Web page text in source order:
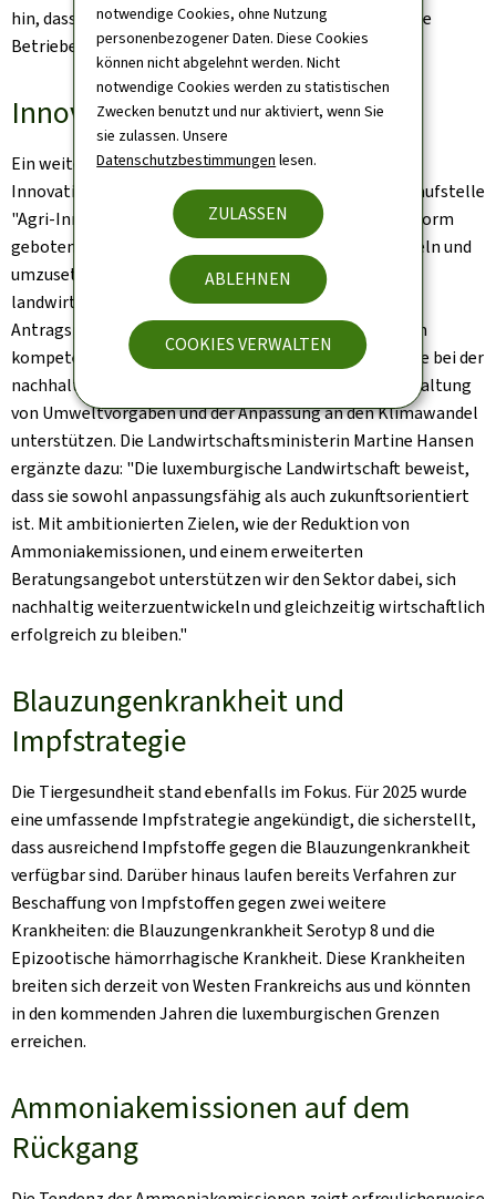
notwendige Cookies, ohne Nutzung
personenbezogener Daten. Diese Cookies
können nicht abgelehnt werden. Nicht
notwendige Cookies werden zu statistischen
Zwecken benutzt und nur aktiviert, wenn Sie
sie zulassen. Unsere
Datenschutzbestimmungen lesen.
ZULASSEN
ABLEHNEN
COOKIES VERWALTEN
hin, dass sich die wirtschaftlichen Bedingungen für viele
Betriebe weiter stabilisieren dürften.
Innovationen und Beratung
Ein weiteres Thema des Tages war die Förderung von
Innovationen in der Landwirtschaft. Mit der neuen Anlaufstelle
"Agri-Innovation" wird Landwirten ab 2025 eine Plattform
geboten, um zukunftsorientierte Projekte zu entwickeln und
umzusetzen. Gleichzeitig wird der Förderkatalog für
landwirtschaftliche Beratung erweitert und die
Antragsprozesse digitalisiert. Ziel ist es, den Betrieben
kompetente und neutrale Beratungen zu bieten, die sie bei der
nachhaltigen Produktion von Lebensmitteln, der Einhaltung
von Umweltvorgaben und der Anpassung an den Klimawandel
unterstützen. Die Landwirtschaftsministerin Martine Hansen
ergänzte dazu: "Die luxemburgische Landwirtschaft beweist,
dass sie sowohl anpassungsfähig als auch zukunftsorientiert
ist. Mit ambitionierten Zielen, wie der Reduktion von
Ammoniakemissionen, und einem erweiterten
Beratungsangebot unterstützen wir den Sektor dabei, sich
nachhaltig weiterzuentwickeln und gleichzeitig wirtschaftlich
erfolgreich zu bleiben."
Blauzungenkrankheit und
Impfstrategie
Die Tiergesundheit stand ebenfalls im Fokus. Für 2025 wurde
eine umfassende Impfstrategie angekündigt, die sicherstellt,
dass ausreichend Impfstoffe gegen die Blauzungenkrankheit
verfügbar sind. Darüber hinaus laufen bereits Verfahren zur
Beschaffung von Impfstoffen gegen zwei weitere
Krankheiten: die Blauzungenkrankheit Serotyp 8 und die
Epizootische hämorrhagische Krankheit. Diese Krankheiten
breiten sich derzeit von Westen Frankreichs aus und könnten
in den kommenden Jahren die luxemburgischen Grenzen
erreichen.
Ammoniakemissionen auf dem
Rückgang